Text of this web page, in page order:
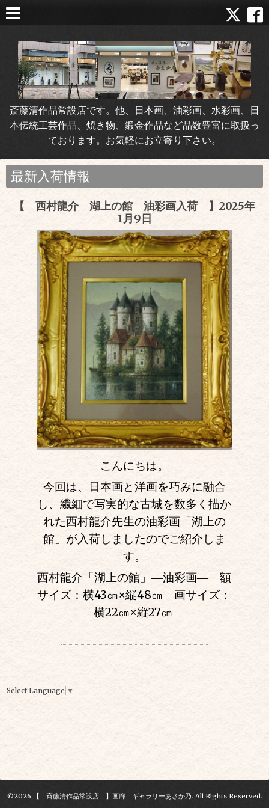
斎藤清作品常設店です。他、日本画、油彩画、水彩画、日
本伝統工芸作品、焼き物、鍛金作品など品数豊富に取扱っ
ております。お気軽にお立寄り下さい。
最新入荷情報
【 西村龍介 湖上の館 油彩画入荷 】2025年
1月9日
こんにちは。
今回は、日本画と洋画を巧みに融合
し、繊細で写実的な古城を数多く描か
れた西村龍介先生の油彩画「湖上の
館」が入荷しましたのでご紹介しま
す。
西村龍介「湖上の館」―油彩画― 額
サイズ：横43㎝×縦48㎝ 画サイズ：
横22㎝×縦27㎝
Select Language ▼
©2026 【 斉藤清作品常設店 】画廊 ギャラリーあさか乃. All Rights Reserved.